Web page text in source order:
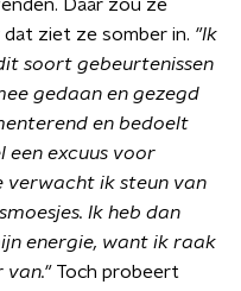
Daar zou ze
dat ziet ze somber in. "Ik
soort gebeurtenissen
gedaan en gezegd
en bedoelt
een excuus voor
verwacht ik steun van
Ik heb dan
energie, want ik raak
van."Toch probeert